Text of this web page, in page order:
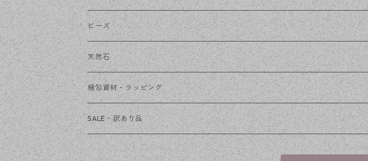
チェーン
その他
ファーボール
リボン金具
ビーズ
天然石
穴あき
穴なし
梱包資材・ラッピング
発送ボックス
アクセサリー台紙
SALE・訳あり品